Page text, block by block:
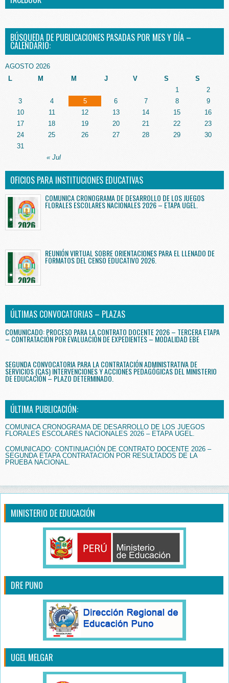
BÚSQUEDA DE PUBLICACIONES PASADAS POR MES Y DÍA –
CALENDARIO:
AGOSTO 2026
L
M M J V S S
« Jul
1
2
3
4 5 6 7 8
9
10
11 12 13 14 15
16
17
18 19 20 21 22
23
24
25 26 27 28 29
30
31
OFICIOS PARA INSTITUCIONES EDUCATIVAS
COMUNICA CRONOGRAMA DE DESARROLLO DE LOS JUEGOS
FLORALES ESCOLARES NACIONALES 2026 – ETAPA UGEL.
REUNIÓN VIRTUAL SOBRE ORIENTACIONES PARA EL LLENADO DE
FORMATOS DEL CENSO EDUCATIVO 2026.
ÚLTIMAS CONVOCATORIAS – PLAZAS
COMUNICADO: PROCESO PARA LA CONTRATO DOCENTE 2026 – TERCERA ETAPA
– CONTRATACIÓN POR EVALUACIÓN DE EXPEDIENTES – MODALIDAD EBE
SEGUNDA CONVOCATORIA PARA LA CONTRATACIÓN ADMINISTRATIVA DE
SERVICIOS (CAS) INTERVENCIONES Y ACCIONES PEDAGÓGICAS DEL MINISTERIO
DE EDUCACIÓN – PLAZO DETERMINADO.
ÚLTIMA PUBLICACIÓN:
COMUNICA CRONOGRAMA DE DESARROLLO DE LOS JUEGOS
FLORALES ESCOLARES NACIONALES 2026 – ETAPA UGEL.
COMUNICADO: CONTINUACIÓN DE CONTRATO DOCENTE 2026 –
SEGUNDA ETAPA CONTRATACIÓN POR RESULTADOS DE LA
PRUEBA NACIONAL.
MINISTERIO DE EDUCACIÓN
DRE PUNO
UGEL MELGAR